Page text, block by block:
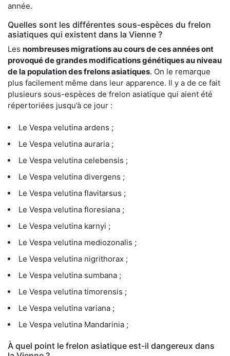
année.
Quelles sont les différentes sous-espèces du frelon
asiatiques qui existent dans la Vienne ?
Les nombreuses migrations au cours de ces années ont
provoqué de grandes modifications génétiques au niveau
de la population des frelons asiatiques. On le remarque
plus facilement même dans leur apparence. Il y a de ce fait
plusieurs sous-espèces de frelon asiatique qui aient été
répertoriées jusqu’à ce jour :
Le Vespa velutina ardens ;
Le Vespa velutina auraria ;
Le Vespa velutina celebensis ;
Le Vespa velutina divergens ;
Le Vespa velutina flavitarsus ;
Le Vespa velutina floresiana ;
Le Vespa velutina karnyi ;
Le Vespa velutina mediozonalis ;
Le Vespa velutina nigrithorax ;
Le Vespa velutina sumbana ;
Le Vespa velutina timorensis ;
Le Vespa velutina variana ;
Le Vespa velutina Mandarinia ;
À quel point le frelon asiatique est-il dangereux dans